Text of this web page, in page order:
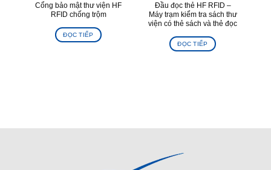
Cổng bảo mật thư viện HF
RFID chống trộm
ĐỌC TIẾP
Đầu đọc thẻ HF RFID –
Máy trạm kiểm tra sách thư
viện có thẻ sách và thẻ đọc
ĐỌC TIẾP